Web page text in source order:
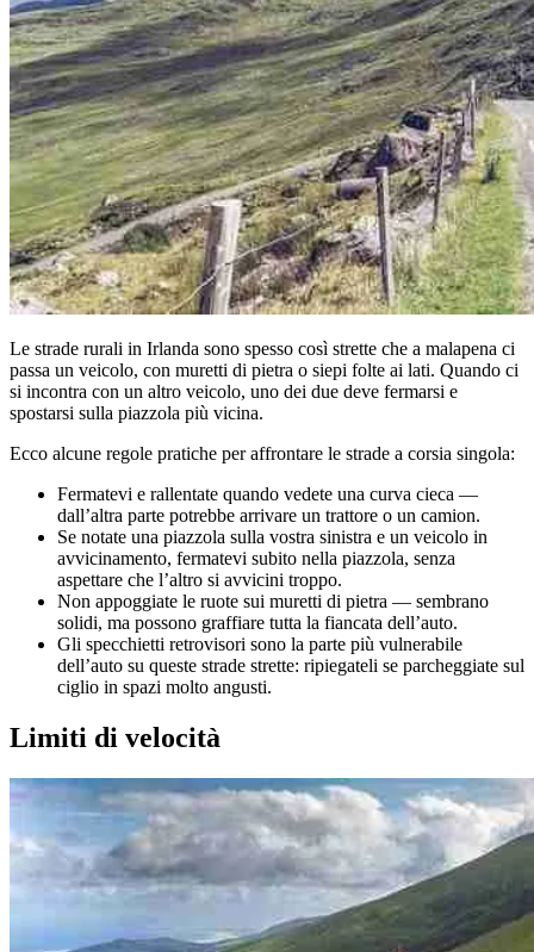
Le strade rurali in Irlanda sono spesso così strette che a malapena ci
passa un veicolo, con muretti di pietra o siepi folte ai lati. Quando ci
si incontra con un altro veicolo, uno dei due deve fermarsi e
spostarsi sulla piazzola più vicina.
Ecco alcune regole pratiche per affrontare le strade a corsia singola:
Fermatevi e rallentate quando vedete una curva cieca —
dall’altra parte potrebbe arrivare un trattore o un camion.
Se notate una piazzola sulla vostra sinistra e un veicolo in
avvicinamento, fermatevi subito nella piazzola, senza
aspettare che l’altro si avvicini troppo.
Non appoggiate le ruote sui muretti di pietra — sembrano
solidi, ma possono graffiare tutta la fiancata dell’auto.
Gli specchietti retrovisori sono la parte più vulnerabile
dell’auto su queste strade strette: ripiegateli se parcheggiate sul
ciglio in spazi molto angusti.
Limiti di velocità